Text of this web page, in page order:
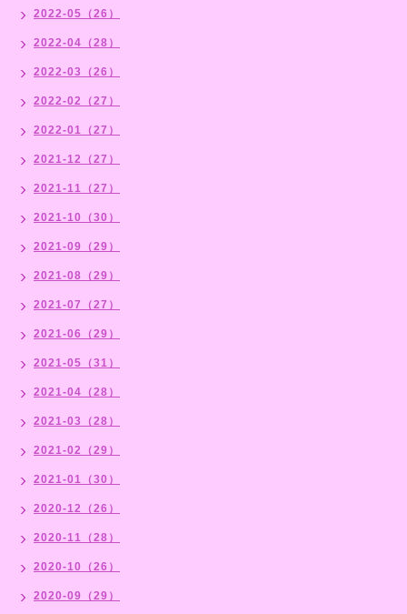
2022-05（26）
2022-04（28）
2022-03（26）
2022-02（27）
2022-01（27）
2021-12（27）
2021-11（27）
2021-10（30）
2021-09（29）
2021-08（29）
2021-07（27）
2021-06（29）
2021-05（31）
2021-04（28）
2021-03（28）
2021-02（29）
2021-01（30）
2020-12（26）
2020-11（28）
2020-10（26）
2020-09（29）